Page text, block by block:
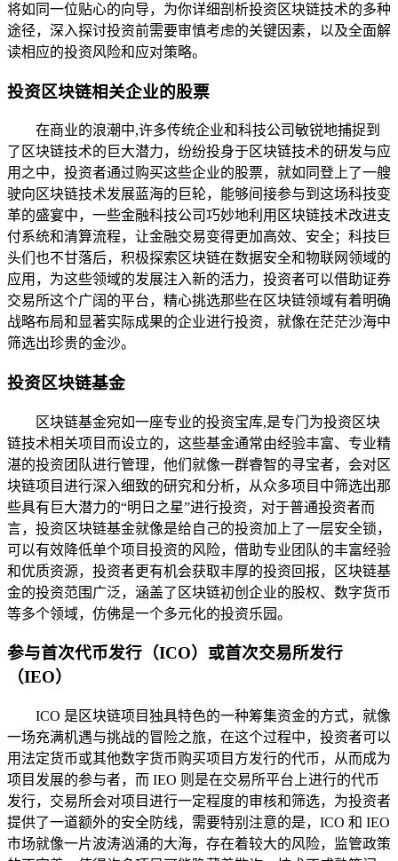
将如同一位贴心的向导，为你详细剖析投资区块链技术的多种
途径，深入探讨投资前需要审慎考虑的关键因素，以及全面解
读相应的投资风险和应对策略。
投资区块链相关企业的股票
在商业的浪潮中,许多传统企业和科技公司敏锐地捕捉到
了区块链技术的巨大潜力，纷纷投身于区块链技术的研发与应
用之中，投资者通过购买这些企业的股票，就如同登上了一艘
驶向区块链技术发展蓝海的巨轮，能够间接参与到这场科技变
革的盛宴中，一些金融科技公司巧妙地利用区块链技术改进支
付系统和清算流程，让金融交易变得更加高效、安全；科技巨
头们也不甘落后，积极探索区块链在数据安全和物联网领域的
应用，为这些领域的发展注入新的活力，投资者可以借助证券
交易所这个广阔的平台，精心挑选那些在区块链领域有着明确
战略布局和显著实际成果的企业进行投资，就像在茫茫沙海中
筛选出珍贵的金沙。
投资区块链基金
区块链基金宛如一座专业的投资宝库,是专门为投资区块
链技术相关项目而设立的，这些基金通常由经验丰富、专业精
湛的投资团队进行管理，他们就像一群睿智的寻宝者，会对区
块链项目进行深入细致的研究和分析，从众多项目中筛选出那
些具有巨大潜力的“明日之星”进行投资，对于普通投资者而
言，投资区块链基金就像是给自己的投资加上了一层安全锁，
可以有效降低单个项目投资的风险，借助专业团队的丰富经验
和优质资源，投资者更有机会获取丰厚的投资回报，区块链基
金的投资范围广泛，涵盖了区块链初创企业的股权、数字货币
等多个领域，仿佛是一个多元化的投资乐园。
参与首次代币发行（ICO）或首次交易所发行
（IEO）
ICO 是区块链项目独具特色的一种筹集资金的方式，就像
一场充满机遇与挑战的冒险之旅，在这个过程中，投资者可以
用法定货币或其他数字货币购买项目方发行的代币，从而成为
项目发展的参与者，而 IEO 则是在交易所平台上进行的代币
发行，交易所会对项目进行一定程度的审核和筛选，为投资者
提供了一道额外的安全防线，需要特别注意的是，ICO 和 IEO
市场就像一片波涛汹涌的大海，存在着较大的风险，监管政策